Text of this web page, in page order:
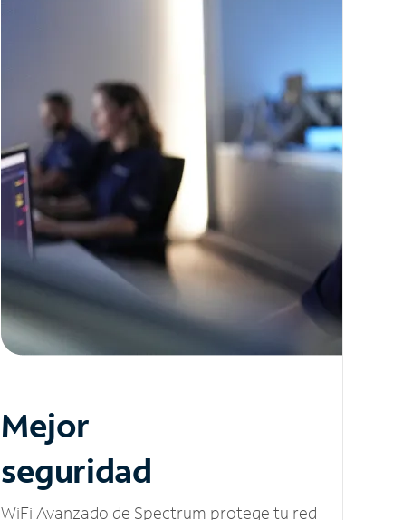
Mejor
seguridad
WiFi Avanzado de Spectrum protege tu red